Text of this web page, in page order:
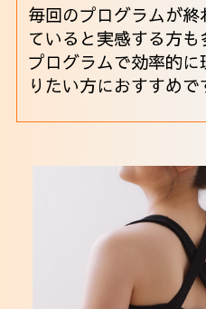
毎回のプログラムが
ていると実感する方
プログラムで効率的
りたい方におすすめで